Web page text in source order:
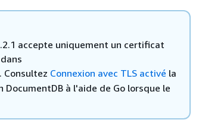
accepte uniquement un certificat
. Consultez Connexion avec TLS activé la
à l'aide de Go lorsque le